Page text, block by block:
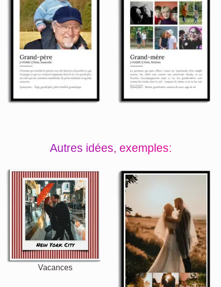
Autres idées, exemples:
Vacances